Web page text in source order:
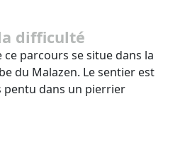
difficulté
ce parcours se situe dans la
du Malazen. Le sentier est
dans un pierrier